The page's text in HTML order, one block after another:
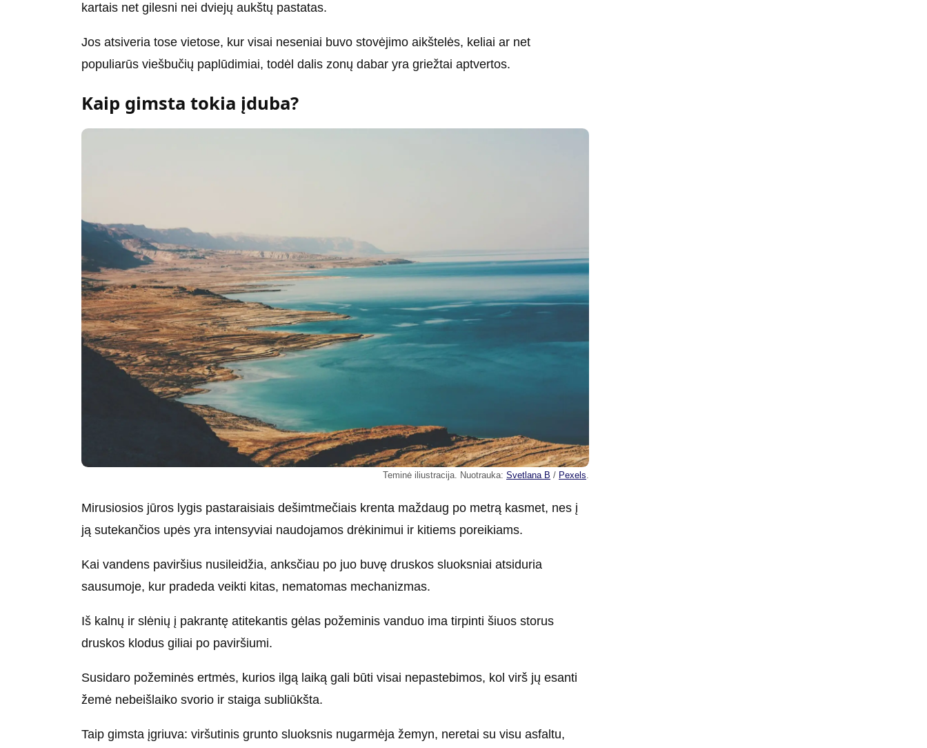
kartais net gilesni nei dviejų aukštų pastatas.
Jos atsiveria tose vietose, kur visai neseniai buvo stovėjimo aikštelės, keliai ar net
populiarūs viešbučių paplūdimiai, todėl dalis zonų dabar yra griežtai aptvertos.
Kaip gimsta tokia įduba?
Teminė iliustracija. Nuotrauka: Svetlana B / Pexels
Mirusiosios jūros lygis pastaraisiais dešimtmečiais krenta maždaug po metrą kasmet, nes į
ją sutekančios upės yra intensyviai naudojamos drėkinimui ir kitiems poreikiams.
Kai vandens paviršius nusileidžia, anksčiau po juo buvę druskos sluoksniai atsiduria
sausumoje, kur pradeda veikti kitas, nematomas mechanizmas.
Iš kalnų ir slėnių į pakrantę atitekantis gėlas požeminis vanduo ima tirpinti šiuos storus
druskos klodus giliai po paviršiumi.
Susidaro požeminės ertmės, kurios ilgą laiką gali būti visai nepastebimos, kol virš jų esanti
žemė nebeišlaiko svorio ir staiga subliūkšta.
Taip gimsta įgriuva: viršutinis grunto sluoksnis nugarmėja žemyn, neretai su visu asfaltu,